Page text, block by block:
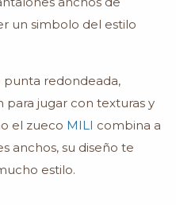
un simbolo del estilo
punta redondeada,
jugar con texturas y
el zueco MILI combina a
anchos, su diseño te
estilo.